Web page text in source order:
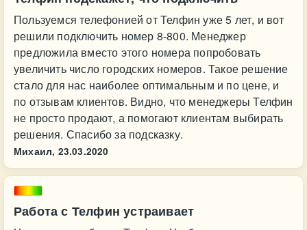
Пользуемся телефонией от Телфин уже 5 лет, и вот
решили подключить номер 8-800. Менеджер
предложила вместо этого номера попробовать
увеличить число городских номеров. Такое решение
стало для нас наиболее оптимальным и по цене, и
по отзывам клиентов. Видно, что менеджеры Телфин
не просто продают, а помогают клиентам выбирать
решения. Спасибо за подсказку.
Михаил, 23.03.2020
Работа с Телфин устраивает